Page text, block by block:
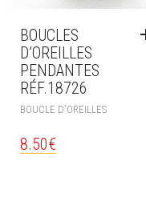
BOUCLES
D’OREILLES
PENDANTES
RÉF.18726
BOUCLE D'OREILLES
8.50€